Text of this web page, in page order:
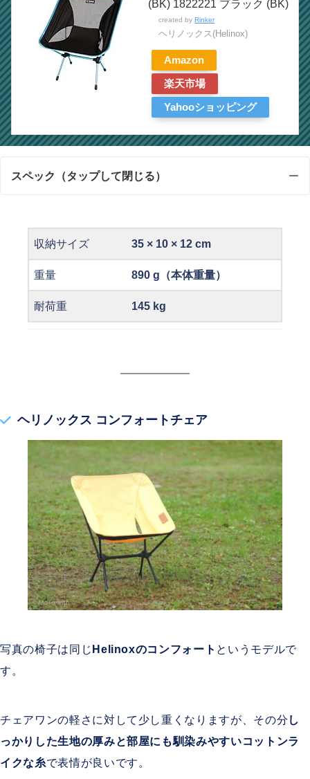
(BK) 1822221 ブラック (BK)
created byRinker
ヘリノックス(Helinox)
Amazon
楽天市場
Yahooショッピング
スペック（タップして閉じる）
収納サイズ 35 × 10 × 12 cm
重量 890 g （本体重量）
耐荷重 145 kg
ヘリノックス コンフォートチェア
写真の椅子は同じ Helinoxのコンフォート というモデルで
す。
チェアワンの軽さに対して少し重くなりますが、その分 し
っかりした生地の厚みと部屋にも馴染みやすいコットンラ
イクな糸で表情が良いです。